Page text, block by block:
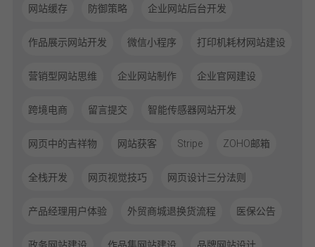
网站缓存 防御策略 企业网站后台开发
作品展示网站开发 微信小程序 打印机耗材网站建设
营销型网站思维 企业网站制作 企业官网建设
跨境电商 留言提交 智能传感器网站开发
网页中的吉祥物 网站获客 Stripe ZOHO邮箱
全栈开发 网页视觉技巧 网页设计三分法则
产品经理用户体验 外贸商城退换货流程 医保公告